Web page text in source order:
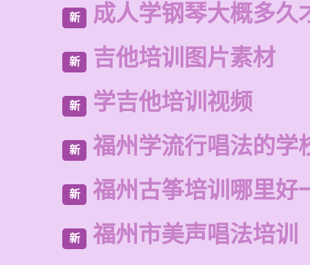
新 成人学钢琴大概多久
新 吉他培训图片素材
新 学吉他培训视频
新 福州学流行唱法的学
新 福州古筝培训哪里好
新 福州市美声唱法培训